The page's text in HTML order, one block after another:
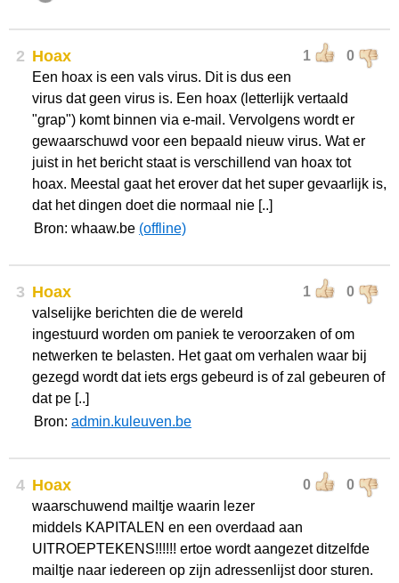
2 1 0
Hoax
Een hoax is een vals virus. Dit is dus een
virus dat geen virus is. Een hoax (letterlijk vertaald
"grap") komt binnen via e-mail. Vervolgens wordt er
gewaarschuwd voor een bepaald nieuw virus. Wat er
juist in het bericht staat is verschillend van hoax tot
hoax. Meestal gaat het erover dat het super gevaarlijk is,
dat het dingen doet die normaal nie [..]
Bron: whaaw.be (offline)
3 1 0
Hoax
valselijke berichten die de wereld
ingestuurd worden om paniek te veroorzaken of om
netwerken te belasten. Het gaat om verhalen waar bij
gezegd wordt dat iets ergs gebeurd is of zal gebeuren of
dat pe [..]
Bron: admin.kuleuven.be
4 0 0
Hoax
waarschuwend mailtje waarin lezer
middels KAPITALEN en een overdaad aan
UITROEPTEKENS!!!!!! ertoe wordt aangezet ditzelfde
mailtje naar iedereen op zijn adressenlijst door sturen.